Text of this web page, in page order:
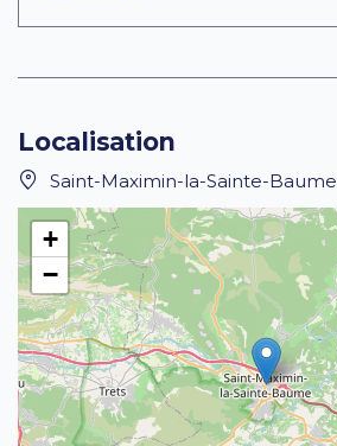
Localisation
Saint-Maximin-la-Sainte-Baume
+
−